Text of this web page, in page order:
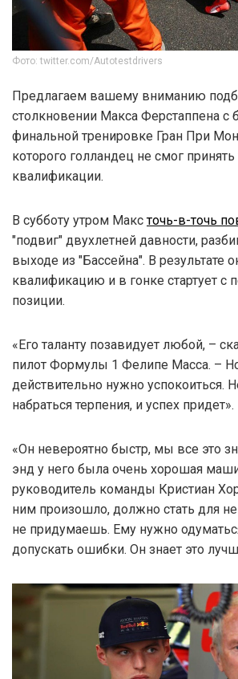
Фото: twitter.com/Autotestdrivers
Предлагаем вашему вниманию
столкновении Макса Ферстаппена с
финальной тренировке Гран При
которого голландец не смог принять
квалификации.
В субботу утром Максточь-в-точь
"подвиг" двухлетней давности,
выходе из "Бассейна". В результате
квалификацию и в гонке стартует с
позиции.
«Его таланту позавидует любой, –
пилот Формулы 1 Фелипе Масса. –
действительно нужно успокоиться.
набраться терпения, и успех придет».
«Он невероятно быстр, мы все это
энд у него была очень хорошая
руководитель команды Кристиан
ним произошло, должно стать для
не придумаешь. Ему нужно
допускать ошибки. Он знает это